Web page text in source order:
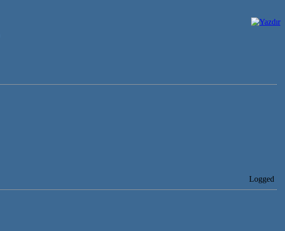
Logged